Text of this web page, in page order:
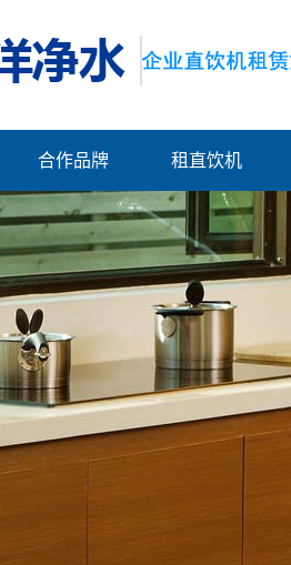
合作品牌 租直饮机